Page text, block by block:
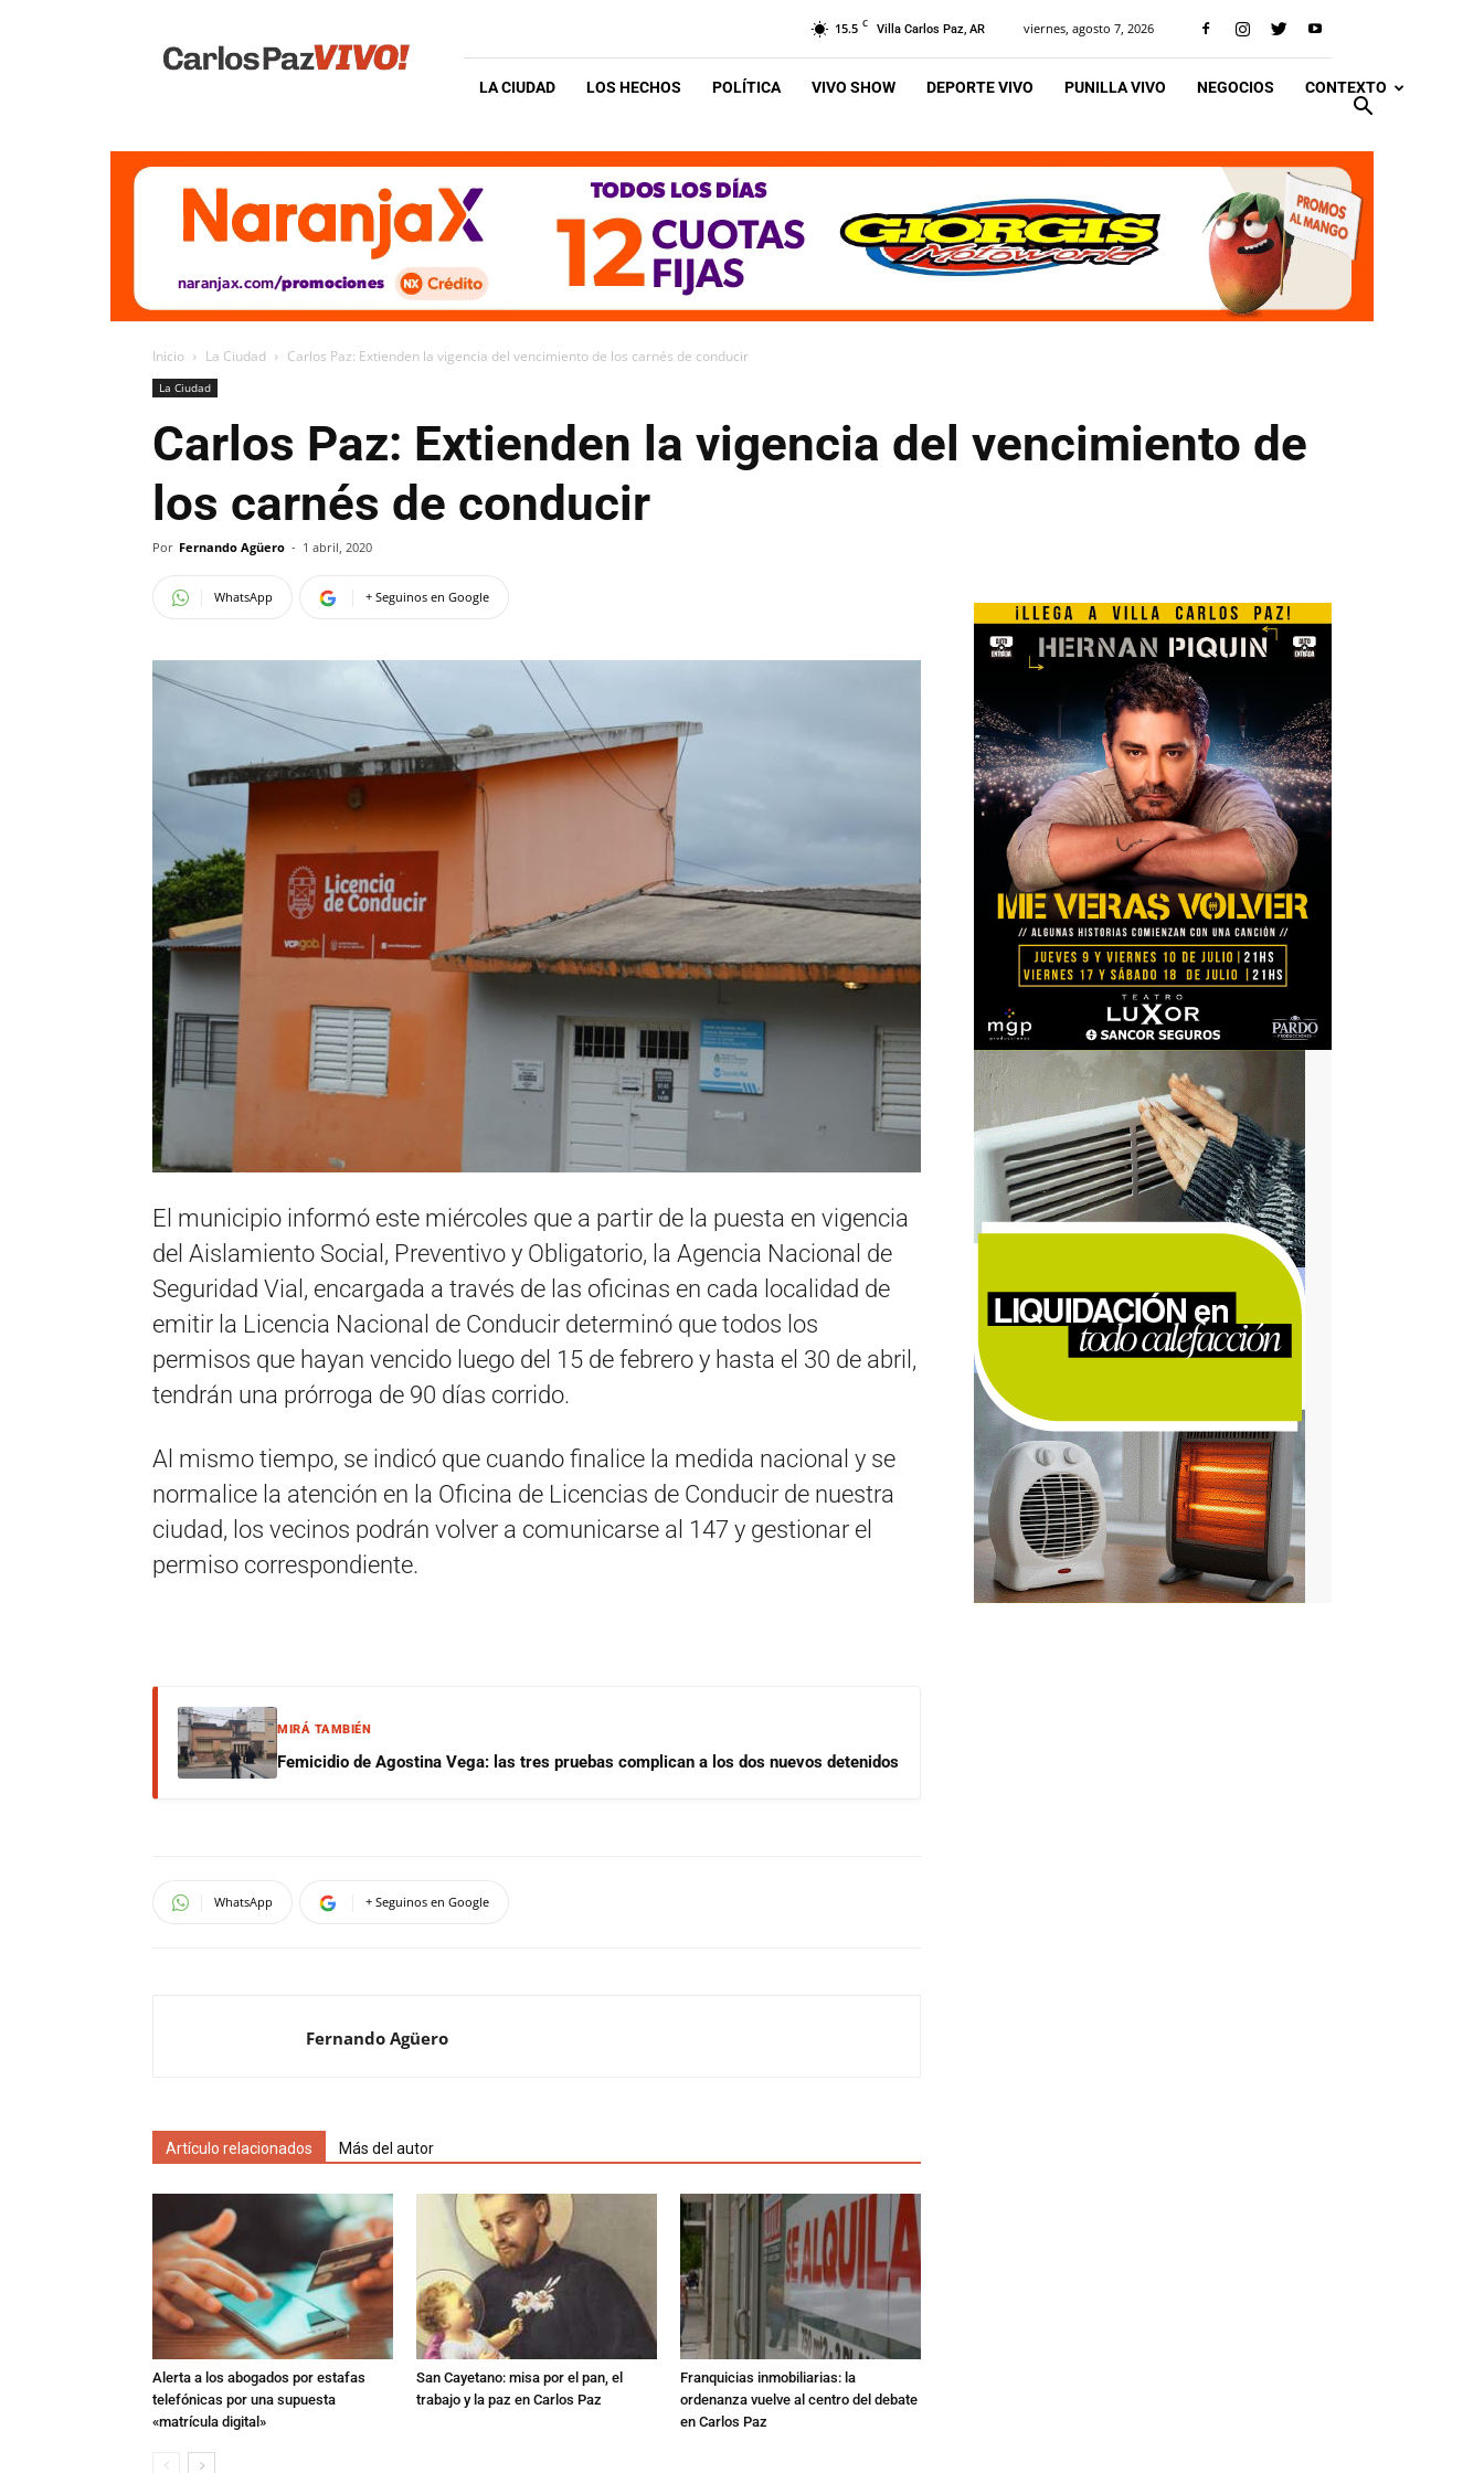
Vivo
15.5 C Villa Carlos Paz, AR viernes, agosto 7, 2026
LA CIUDAD LOS HECHOS POLÍTICA VIVO SHOW DEPORTE VIVO PUNILLA VIVO NEGOCIOS CONTEXTO
Inicio La Ciudad Carlos Paz: Extienden la vigencia del vencimiento de los carnés de conducir
La Ciudad
Carlos Paz: Extienden la vigencia del vencimiento de
los carnés de conducir
Por Fernando Agüero - 1 abril, 2020
WhatsApp + Seguinos en Google
El municipio informó este miércoles que a partir de la puesta en vigencia
del Aislamiento Social, Preventivo y Obligatorio, la Agencia Nacional de
Seguridad Vial, encargada a través de las oficinas en cada localidad de
emitir la Licencia Nacional de Conducir determinó que todos los
permisos que hayan vencido luego del 15 de febrero y hasta el 30 de abril,
tendrán una prórroga de 90 días corrido.
Al mismo tiempo, se indicó que cuando finalice la medida nacional y se
normalice la atención en la Oficina de Licencias de Conducir de nuestra
ciudad, los vecinos podrán volver a comunicarse al 147 y gestionar el
permiso correspondiente.
MIRÁ TAMBIÉN
Femicidio de Agostina Vega: las tres pruebas complican a los dos nuevos detenidos
WhatsApp + Seguinos en Google
Fernando Agüero
Artículo relacionados Más del autor
Alerta a los abogados por estafas
telefónicas por una supuesta
«matrícula digital»
San Cayetano: misa por el pan, el
trabajo y la paz en Carlos Paz
Franquicias inmobiliarias: la
ordenanza vuelve al centro del debate
en Carlos Paz